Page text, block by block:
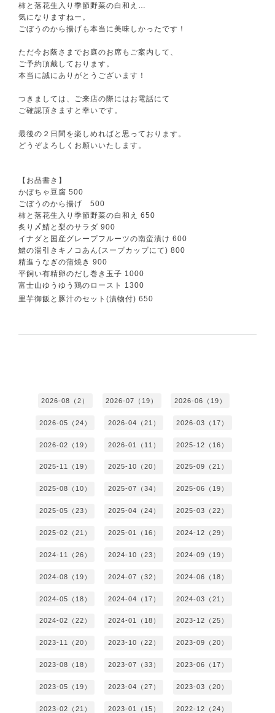
柿と落花生入り季節野菜の白和え…
気になりますねー。
ごぼうのから揚げも本当に美味しかったです！
ただ今お蔭さまでお庭のお席もご案内して、
ご予約頂戴しております。
本当に誠にありがとうございます！
つきましては、ご来店の際にはお電話にて
ご確認頂きますと幸いです。
最後の２日間を楽しめればと思っております。
どうぞよろしくお願いいたします。
【お品書き】
かぼちゃ豆腐 500
ごぼうのから揚げ 500
柿と落花生入り季節野菜の白和え 650
炙り〆鯖と梨のサラダ 900
イナダと国産グレープフルーツの南蛮漬け 600
鱧の湯引きキノコあん(スープカップにて) 800
精進うなぎの蒲焼き 900
平飼い有精卵のだし巻き玉子 1000
富士山ゆうゆう鶏のロースト 1300
里芋御飯と豚汁のセット(漬物付) 650
2026-08（2） 2026-07（19） 2026-06（19）
2026-05（24） 2026-04（21） 2026-03（17）
2026-02（19） 2026-01（11） 2025-12（16）
2025-11（19） 2025-10（20） 2025-09（21）
2025-08（10） 2025-07（34） 2025-06（19）
2025-05（23） 2025-04（24） 2025-03（22）
2025-02（21） 2025-01（16） 2024-12（29）
2024-11（26） 2024-10（23） 2024-09（19）
2024-08（19） 2024-07（32） 2024-06（18）
2024-05（18） 2024-04（17） 2024-03（21）
2024-02（22） 2024-01（18） 2023-12（25）
2023-11（20） 2023-10（22） 2023-09（20）
2023-08（18） 2023-07（33） 2023-06（17）
2023-05（19） 2023-04（27） 2023-03（20）
2023-02（21） 2023-01（15） 2022-12（24）